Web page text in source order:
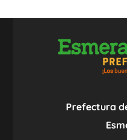
Prefectura